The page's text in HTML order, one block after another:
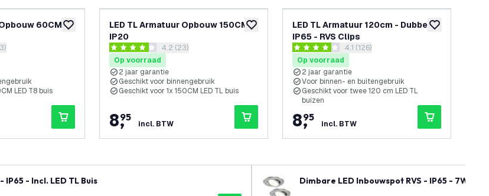
toevoegen aan verlanglijst
60CM
openen
LED T8 buis
toevoegen aan verlanglijst
LED TL Armatuur Opbouw 150CM -
IP20
reviews drawer openen
4.2 score sterren4.2 (23)
Op voorraad
2 jaar garantie
Geschikt voor binnengebruik
Geschikt voor 1x 150CM LED TL buis
8,
95
incl. BTW
toevoegen aan
LED TL Armatuur 120cm - Dubbel -
IP65 - RVS Clips
reviews drawer openen
4.1 score sterren4.1 (126)
Op voorraad
2 jaar garantie
Voor binnen- en buitengebruik
Geschikt voor twee 120 cm LED TL
buizen
8,
95
incl. BTW
- Incl. LED TL Buis Dimbare LED Inbouwspot RVS - IP65 - 7W -